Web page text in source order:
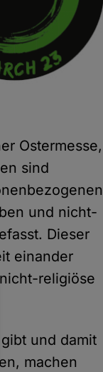
Ostermesse,
sind
und nicht-
Dieser
einander
religiöse
und damit
machen